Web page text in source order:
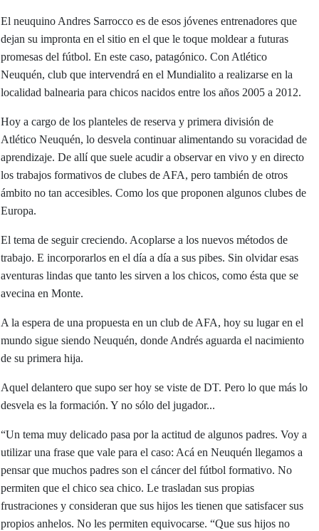
El neuquino Andres Sarrocco es de esos jóvenes entrenadores que
dejan su impronta en el sitio en el que le toque moldear a futuras
promesas del fútbol. En este caso, patagónico. Con Atlético
Neuquén, club que intervendrá en el Mundialito a realizarse en la
localidad balnearia para chicos nacidos entre los años 2005 a 2012.
Hoy a cargo de los planteles de reserva y primera división de
Atlético Neuquén, lo desvela continuar alimentando su voracidad de
aprendizaje. De allí que suele acudir a observar en vivo y en directo
los trabajos formativos de clubes de AFA, pero también de otros
ámbito no tan accesibles. Como los que proponen algunos clubes de
Europa.
El tema de seguir creciendo. Acoplarse a los nuevos métodos de
trabajo. E incorporarlos en el día a día a sus pibes. Sin olvidar esas
aventuras lindas que tanto les sirven a los chicos, como ésta que se
avecina en Monte.
A la espera de una propuesta en un club de AFA, hoy su lugar en el
mundo sigue siendo Neuquén, donde Andrés aguarda el nacimiento
de su primera hija.
Aquel delantero que supo ser hoy se viste de DT. Pero lo que más lo
desvela es la formación. Y no sólo del jugador...
“Un tema muy delicado pasa por la actitud de algunos padres. Voy a
utilizar una frase que vale para el caso: Acá en Neuquén llegamos a
pensar que muchos padres son el cáncer del fútbol formativo. No
permiten que el chico sea chico. Le trasladan sus propias
frustraciones y consideran que sus hijos les tienen que satisfacer sus
propios anhelos. No les permiten equivocarse. “Que sus hijos no